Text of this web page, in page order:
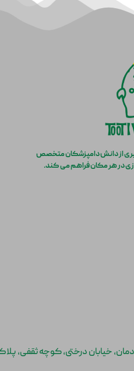
از دانش دامپزشکان متخصص
در هر مکان فراهم می کند.
خیابان درختی، کوچه ثقفی،